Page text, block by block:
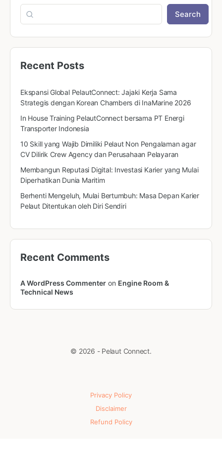
Search
Recent Posts
Ekspansi Global PelautConnect: Jajaki Kerja Sama
Strategis dengan Korean Chambers di InaMarine 2026
In House Training PelautConnect bersama PT Energi
Transporter Indonesia
10 Skill yang Wajib Dimiliki Pelaut Non Pengalaman agar
CV Dilirik Crew Agency dan Perusahaan Pelayaran
Membangun Reputasi Digital: Investasi Karier yang Mulai
Diperhatikan Dunia Maritim
Berhenti Mengeluh, Mulai Bertumbuh: Masa Depan Karier
Pelaut Ditentukan oleh Diri Sendiri
Recent Comments
A WordPress Commenter on Engine Room &
Technical News
© 2026 - Pelaut Connect.
Privacy Policy
Disclaimer
Refund Policy